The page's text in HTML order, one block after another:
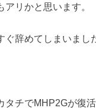
アリかと思います。
ぐ辞めてしまいまし
タチでMHP2Gが復